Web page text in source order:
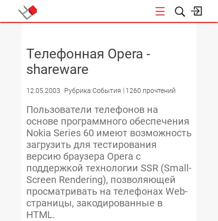
Телефонная Opera -
shareware
12.05.2003 Рубрика:События 1260 прочтений
Пользователи телефонов на
основе программного обеспечения
Nokia Series 60 имеют возможность
загрузить для тестирования
версию браузера Opera с
поддержкой технологии SSR (Small-
Screen Rendering), позволяющей
просматривать на телефонах Web-
страницы, закодированные в
HTML.